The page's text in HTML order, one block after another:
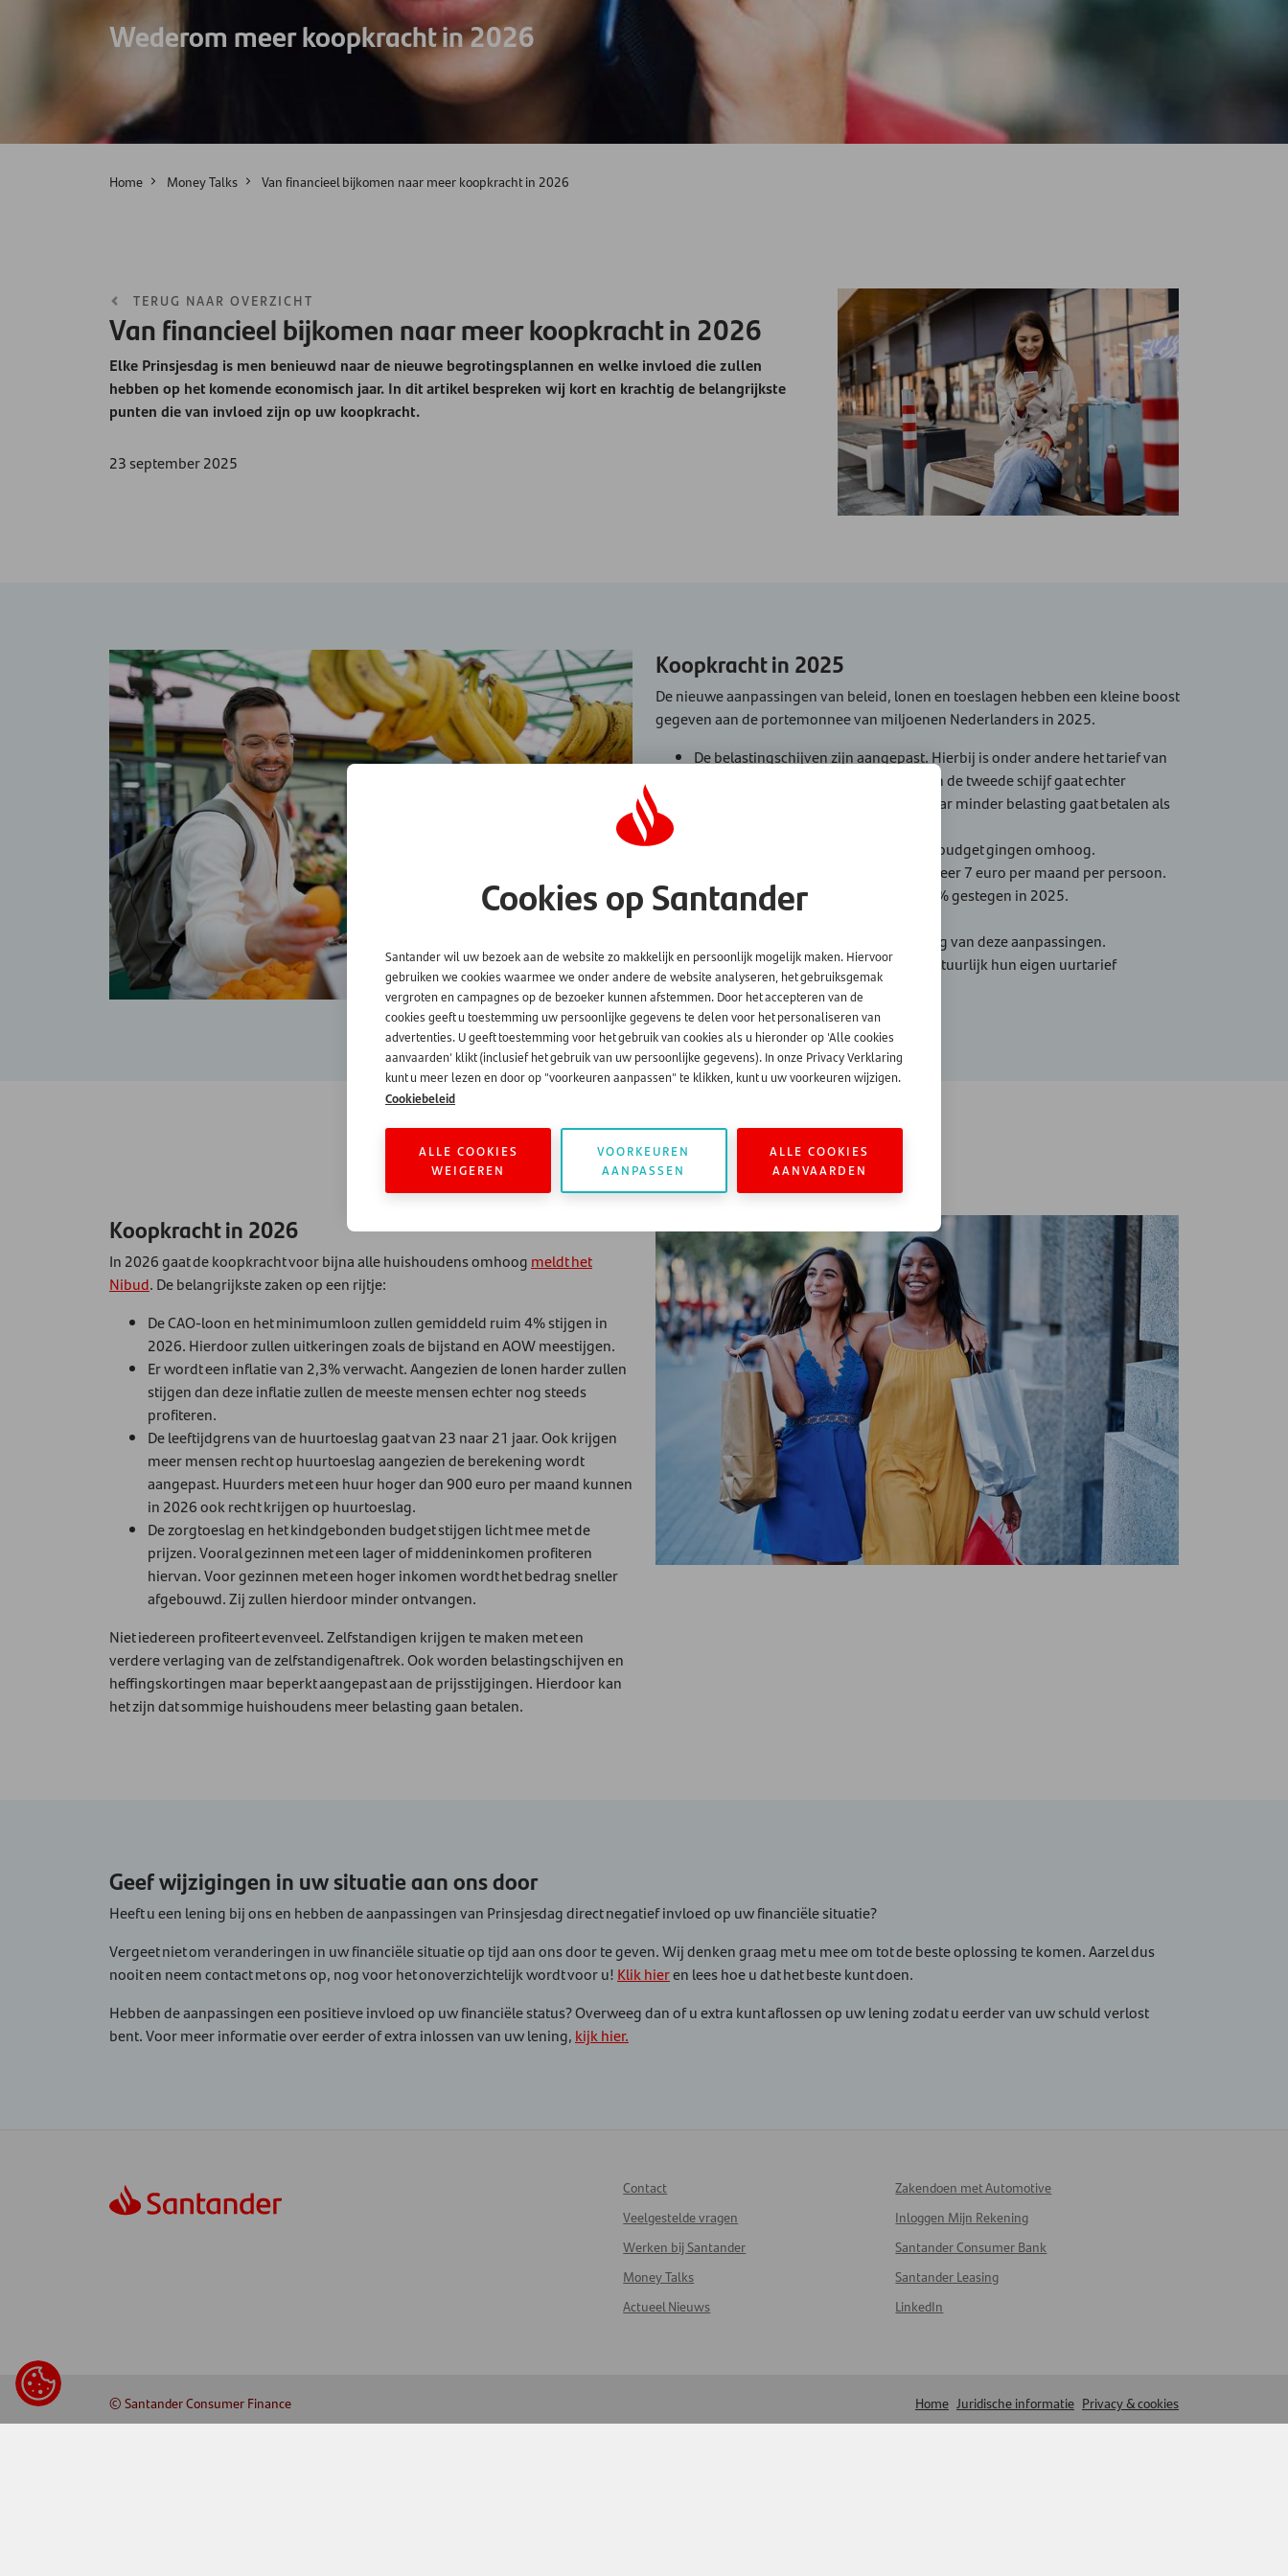
Wederom meer koopkracht in 2026
Home Money Talks Van financieel bijkomen naar meer koopkracht in 2026
TERUG NAAR OVERZICHT
Van financieel bijkomen naar meer koopkracht in 2026
Elke Prinsjesdag is men benieuwd naar de nieuwe begrotingsplannen en welke invloed die zullen
hebben op het komende economisch jaar. In dit artikel bespreken wij kort en krachtig de belangrijkste
punten die van invloed zijn op uw koopkracht.
23 september 2025
Koopkracht in 2025
De nieuwe aanpassingen van beleid, lonen en toeslagen hebben een kleine boost
gegeven aan de portemonnee van miljoenen Nederlanders in 2025.
De belastingschijven zijn aangepast. Hierbij is onder andere het tarief van
de eerste schijf verlaagd. Het tarief van de tweede schijf gaat echter
omhoog. Dit betekent dat u volgend jaar minder belasting gaat betalen als
De huurtoeslag en het kindgebonden budget gingen omhoog.
De zorgtoeslag is gestegen met ongeveer 7 euro per maand per persoon.
De CAO-lonen zijn gemiddeld met 4,3% gestegen in 2025.
Maar niet iedereen profiteert evenredig van deze aanpassingen.
Bijvoorbeeld zelfstandigen moeten natuurlijk hun eigen uurtarief
vaststellen.
Koopkracht in 2026
In 2026 gaat de koopkracht voor bijna alle huishoudens omhoog meldt het
Nibud. De belangrijkste zaken op een rijtje:
De CAO-loon en het minimumloon zullen gemiddeld ruim 4% stijgen in
2026. Hierdoor zullen uitkeringen zoals de bijstand en AOW meestijgen.
Er wordt een inflatie van 2,3% verwacht. Aangezien de lonen harder zullen
stijgen dan deze inflatie zullen de meeste mensen echter nog steeds
profiteren.
De leeftijdgrens van de huurtoeslag gaat van 23 naar 21 jaar. Ook krijgen
meer mensen recht op huurtoeslag aangezien de berekening wordt
aangepast. Huurders met een huur hoger dan 900 euro per maand kunnen
in 2026 ook recht krijgen op huurtoeslag.
De zorgtoeslag en het kindgebonden budget stijgen licht mee met de
prijzen. Vooral gezinnen met een lager of middeninkomen profiteren
hiervan. Voor gezinnen met een hoger inkomen wordt het bedrag sneller
afgebouwd. Zij zullen hierdoor minder ontvangen.
Niet iedereen profiteert evenveel. Zelfstandigen krijgen te maken met een
verdere verlaging van de zelfstandigenaftrek. Ook worden belastingschijven en
heffingskortingen maar beperkt aangepast aan de prijsstijgingen. Hierdoor kan
het zijn dat sommige huishoudens meer belasting gaan betalen.
Geef wijzigingen in uw situatie aan ons door
Heeft u een lening bij ons en hebben de aanpassingen van Prinsjesdag direct negatief invloed op uw financiële situatie?
Vergeet niet om veranderingen in uw financiële situatie op tijd aan ons door te geven. Wij denken graag met u mee om tot de beste oplossing te komen. Aarzel dus
nooit en neem contact met ons op, nog voor het onoverzichtelijk wordt voor u! Klik hieren lees hoe u dat het beste kunt doen.
Hebben de aanpassingen een positieve invloed op uw financiële status? Overweeg dan of u extra kunt aflossen op uw lening zodat u eerder van uw schuld verlost
bent. Voor meer informatie over eerder of extra inlossen van uw lening, kijk hier.
Contact
Veelgestelde vragen
Werken bij Santander
Money Talks
Actueel Nieuws
Zakendoen met Automotive
Inloggen Mijn Rekening
Santander Consumer Bank
Santander Leasing
LinkedIn
Home Juridische informatie Privacy & cookies
© Santander Consumer Finance
Cookies op Santander
Santander wil uw bezoek aan de website zo makkelijk en persoonlijk mogelijk maken. Hiervoor
gebruiken we cookies waarmee we onder andere de website analyseren, het gebruiksgemak
vergroten en campagnes op de bezoeker kunnen afstemmen. Door het accepteren van de
cookies geeft u toestemming uw persoonlijke gegevens te delen voor het personaliseren van
advertenties. U geeft toestemming voor het gebruik van cookies als u hieronder op 'Alle cookies
aanvaarden' klikt (inclusief het gebruik van uw persoonlijke gegevens). In onze Privacy Verklaring
kunt u meer lezen en door op "voorkeuren aanpassen" te klikken, kunt u uw voorkeuren wijzigen.
Cookiebeleid
ALLE COOKIES
WEIGEREN
VOORKEUREN
AANPASSEN
ALLE COOKIES
AANVAARDEN